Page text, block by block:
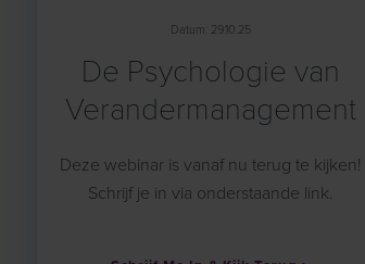
Datum: 29.10.25
De Psychologie van
Verandermanagement
Deze webinar is vanaf nu terug te kijken!
Schrijf je in via onderstaande link.